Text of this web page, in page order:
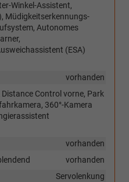
Winkel-Assistent,
Müdigkeitserkennungs-
Autonomes
(ESA)
vorhanden
Control vorne, Park
360°-Kamera
vorhanden
vorhanden
Servolenkung